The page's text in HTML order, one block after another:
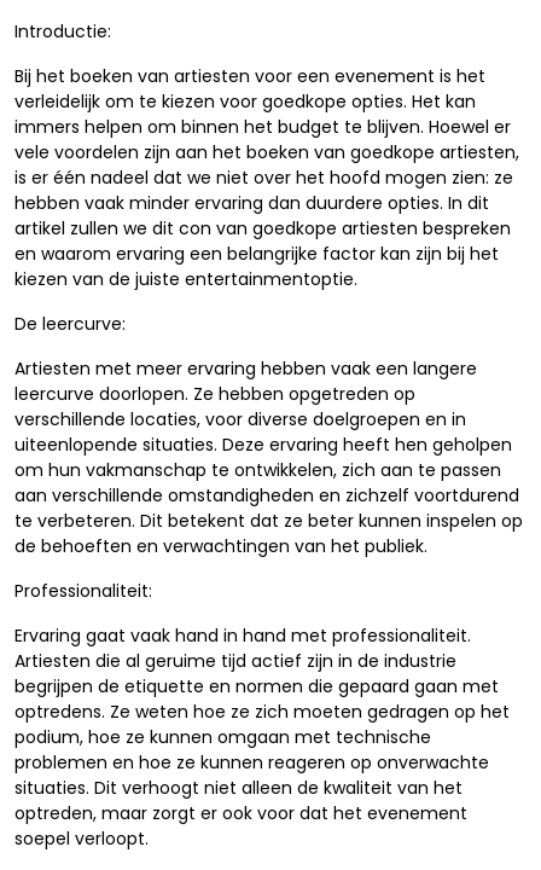
Introductie:
Bij het boeken van artiesten voor een evenement is het
verleidelijk om te kiezen voor goedkope opties. Het kan
immers helpen om binnen het budget te blijven. Hoewel er
vele voordelen zijn aan het boeken van goedkope artiesten,
is er één nadeel dat we niet over het hoofd mogen zien: ze
hebben vaak minder ervaring dan duurdere opties. In dit
artikel zullen we dit con van goedkope artiesten bespreken
en waarom ervaring een belangrijke factor kan zijn bij het
kiezen van de juiste entertainmentoptie.
De leercurve:
Artiesten met meer ervaring hebben vaak een langere
leercurve doorlopen. Ze hebben opgetreden op
verschillende locaties, voor diverse doelgroepen en in
uiteenlopende situaties. Deze ervaring heeft hen geholpen
om hun vakmanschap te ontwikkelen, zich aan te passen
aan verschillende omstandigheden en zichzelf voortdurend
te verbeteren. Dit betekent dat ze beter kunnen inspelen op
de behoeften en verwachtingen van het publiek.
Professionaliteit:
Ervaring gaat vaak hand in hand met professionaliteit.
Artiesten die al geruime tijd actief zijn in de industrie
begrijpen de etiquette en normen die gepaard gaan met
optredens. Ze weten hoe ze zich moeten gedragen op het
podium, hoe ze kunnen omgaan met technische
problemen en hoe ze kunnen reageren op onverwachte
situaties. Dit verhoogt niet alleen de kwaliteit van het
optreden, maar zorgt er ook voor dat het evenement
soepel verloopt.